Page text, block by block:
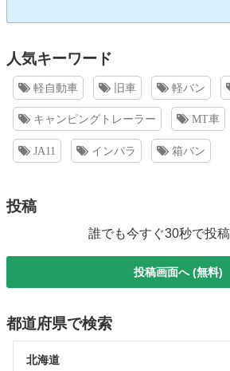
人気キーワード
軽自動車 旧車 軽バン
キャンピングトレーラー MT車
JA11 インパラ 箱バン
投稿
誰でも今すぐ30秒で投
投稿画面へ (無料)
都道府県で検索
北海道